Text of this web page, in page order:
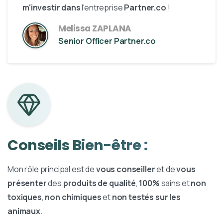
m'investir dansl'entreprisePartner.co !
Melissa ZAPLANA
Senior Officer Partner.co
Conseils Bien-être:
Mon rôle principal est devous conseilleret devous
présenterdes produits de qualité, 100%sains etnon
toxiques, non chimiquesetnon testés sur les
animaux.